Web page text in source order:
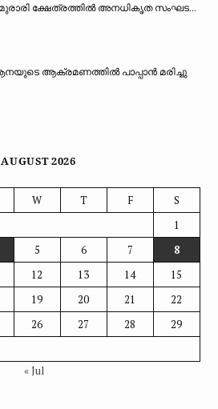
ക്ഷേത്രത്തിൽ അനധികൃത സംഘട...
ആക്രമണത്തിൽ പാപ്പാൻ മരിച്ചു
AUGUST 2026
W T F
S
1
5 6 7
8
12 13 14
15
19 20 21
22
26 27 28
29
« Jul